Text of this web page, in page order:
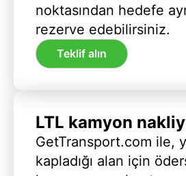
noktasından hedefe
rezerve edebilirsiniz.
Teklif alın
LTL kamyon
GetTransport.com ile,
kapladığı alan için